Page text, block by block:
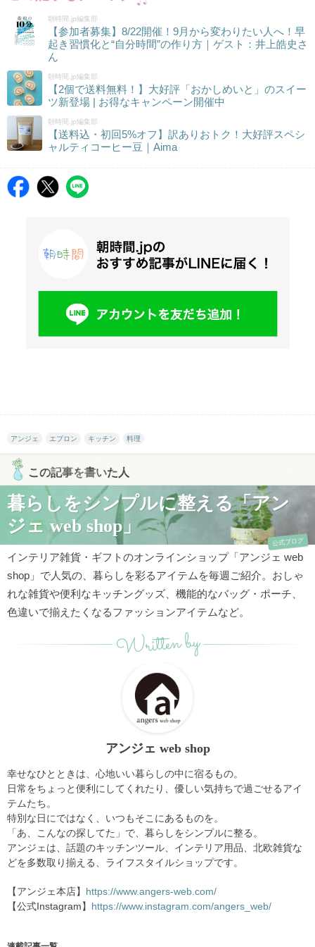
朝時間.jp編集部
【参加者募集】8/22開催！9月から変わりたい人へ！早
起き習慣化と“自分時間”の作り方｜ゲスト：井上皓史さ
ん
朝時間.jp編集部
【2個で送料無料！】大好評「おかしめいと」のスイー
ツ新登場 | お得なキャンペーン開催中
朝時間.jp編集部
【送料込・初回5%オフ】訳ありおトク！大好評スペシ
ャルティコーヒー豆｜Aima
アンジェ エプロン キッチン 料理
この記事を書いた人
暮らしをシンプルに整える「アン
ジェ web shop」
公式ブログ
インテリア雑貨・ギフトのオンラインショップ「アンジェ web
shop」で人気の、暮らしを彩るアイテムを毎週ご紹介。おしゃ
れな雑貨や便利なキッチングッズ、機能的なバッグ・ポーチ、
色違いで揃えたくなるファッションアイテムなど。
Written by
アンジェ web shop
幸せなひとときは、心地いい暮らしの中に宿るもの。
日常をちょっと便利にしてくれたり、優しい気持ちで過ごせるアイ
テムたち。
特別な日にではなく、いつもそこにあるものを。
「あ、こんなの探してた」で、暮らしをシンプルに整る。
アンジェは、話題のキッチンツール、インテリア用品、北欧雑貨な
どを多数取り揃える、ライフスタイルショップです。
【アンジェ本店】
https://www.angers-web.com/
【公式Instagram】
https://www.instagram.com/angers_web/